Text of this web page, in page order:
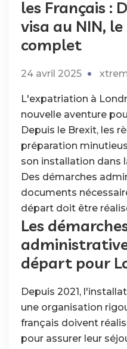
les Français :
visa au NIN,
complet
24 avril 2025
L'expatriation à
nouvelle aventure
Depuis le Brexit, les
préparation
son installation dans
Des démarches
documents
départ doit être
Les
départ pour
Depuis 2021,
une organisation
français doivent
pour assurer leur